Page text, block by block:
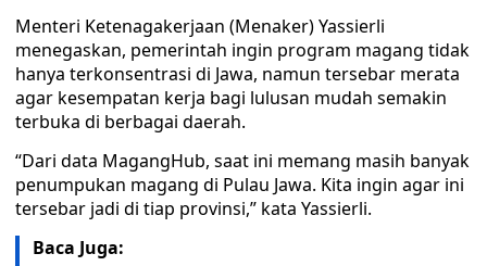
Menteri Ketenagakerjaan (Menaker) Yassierli
menegaskan, pemerintah ingin program magang tidak
hanya terkonsentrasi di Jawa, namun tersebar merata
agar kesempatan kerja bagi lulusan mudah semakin
terbuka di berbagai daerah.
“Dari data MagangHub, saat ini memang masih banyak
penumpukan magang di Pulau Jawa. Kita ingin agar ini
tersebar jadi di tiap provinsi,” kata Yassierli.
Baca Juga: